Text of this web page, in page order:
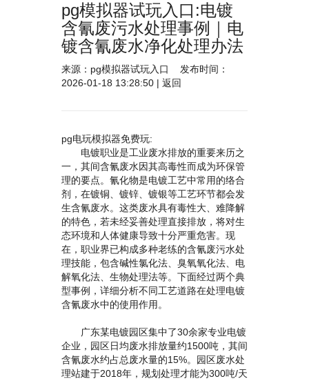
pg模拟器试玩入口:电镀
含氰废污水处理事例｜电
镀含氰废水净化处理办法
来源： pg模拟器试玩入口
发布时间：
2026-01-18 13:28:50 | 返回
pg电玩模拟器免费玩:
电镀职业是工业废水排放的重要来历之
一，其间含氰废水因其高毒性而成为环保管
理的要点。氰化物是电镀工艺中常用的络合
剂，在镀铜、镀锌、镀银等工艺环节都会发
生含氰废水。这类废水具有毒性大、难降解
的特色，若未经妥善处理直接排放，将对生
态环境和人体健康导致十分严重危害。现
在，职业界已构成多种老练的含氰废污水处
理技能，包含碱性氯化法、臭氧氧化法、电
解氧化法、生物处理法等。下面经过两个典
型事例，详细分析不同工艺道路在处理电镀
含氰废水中的使用作用。
广东某电镀园区集中了30余家专业电镀
企业，园区日均废水排放量约1500吨，其间
含氰废水约占总废水量的15%。园区废水处
理站建于2018年，规划处理才能为300吨/天